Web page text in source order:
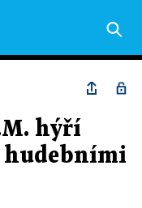
hýří
hudebními